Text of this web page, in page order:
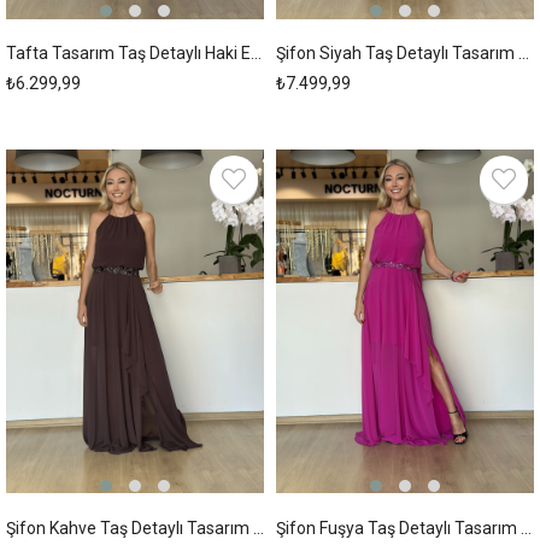
₺6.299,99
₺7.499,99
New
Item
New
Item